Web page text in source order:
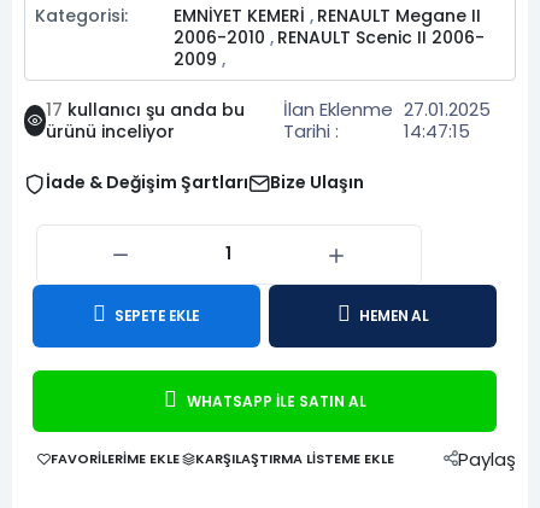
Kategorisi: EMNİYET KEMERİ , RENAULT Megane II
2006-2010 , RENAULT Scenic II 2006-
2009 ,
17 kullanıcı şu anda bu
ürünü inceliyor
İlan Eklenme
Tarihi :
27.01.2025
14:47:15
İade & Değişim Şartları Bize Ulaşın
SEPETE EKLE HEMEN AL
WHATSAPP İLE SATIN AL
FAVORILERIME EKLE KARŞILAŞTIRMA LISTEME EKLE Paylaş